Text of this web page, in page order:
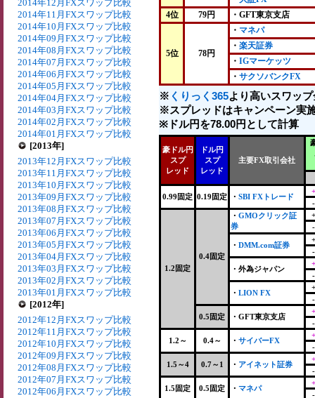
2014年12月FXスワップ比較
2014年11月FXスワップ比較
2014年10月FXスワップ比較
2014年09月FXスワップ比較
2014年08月FXスワップ比較
2014年07月FXスワップ比較
2014年06月FXスワップ比較
2014年05月FXスワップ比較
2014年04月FXスワップ比較
2014年03月FXスワップ比較
2014年02月FXスワップ比較
2014年01月FXスワップ比較
[2013年]
2013年12月FXスワップ比較
2013年11月FXスワップ比較
2013年10月FXスワップ比較
2013年09月FXスワップ比較
2013年08月FXスワップ比較
2013年07月FXスワップ比較
2013年06月FXスワップ比較
2013年05月FXスワップ比較
2013年04月FXスワップ比較
2013年03月FXスワップ比較
2013年02月FXスワップ比較
2013年01月FXスワップ比較
[2012年]
2012年12月FXスワップ比較
2012年11月FXスワップ比較
2012年10月FXスワップ比較
2012年09月FXスワップ比較
2012年08月FXスワップ比較
2012年07月FXスワップ比較
2012年06月FXスワップ比較
4位
79円 ・GFT東京支店
5位 78円
・ マネパ
・ 楽天証券
・ IGマーケッツ
・ サクソバンクFX
※ くりっく365より高いスワッ
※スプレッドはキャンペーン実
※ドル円を78.00円として計算
豪ドル円
スプ
レッド
ドル円
スプ
レッド
主要FX取引会社
0.99固定 0.19固定 ・ SBI FXトレード
1.2固定
0.4固定
・ GMOクリック証
券
・ DMM.com証券
・外為ジャパン
・ LION FX
0.5固定 ・GFT東京支店
1.2～ 0.4～ ・ サイバーFX
1.5～4 0.7～1 ・ アイネット証券
1.5固定 0.5固定 ・ マネパ